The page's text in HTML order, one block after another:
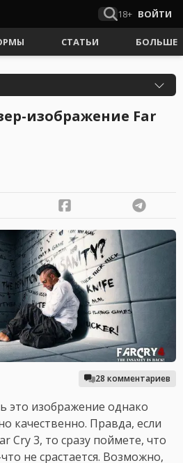
18+ ВОЙТИ
СТАТЬИ БОЛЬШЕ
изображение Far
28 комментариев
это изображение однако
качественно. Правда, если
Cry 3, то сразу поймете, что
не срастается. Возможно,